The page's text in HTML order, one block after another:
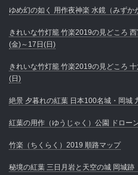
ゆめ幻の如く 用作夜神楽 水鏡（みずか
きれいな竹灯籠 竹楽2019の見どころ
(金)～17日(日)
きれいな竹灯籠 竹楽2019の見どころ
(日)
絶景 夕暮れの紅葉 日本100名城・岡城
紅葉の用作（ゆうじゃく）公園 ドロー
竹楽（ちくらく）2019 順路マップ
秘境の紅葉 三日月岩と天空の城 岡城跡